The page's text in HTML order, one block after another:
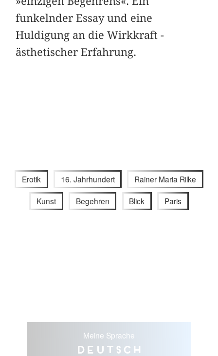
funkelnder Essay und eine
Huldigung an die Wirkkraft ­
ästhetischer Erfahrung.
Erotik 16. Jahrhundert Rainer Maria Rilke
Kunst Begehren Blick Paris
Meine Sprache
Deutsch